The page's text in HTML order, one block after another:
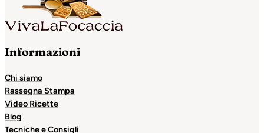
Informazioni
Chi siamo
Rassegna Stampa
Video Ricette
Blog
Tecniche e Consigli